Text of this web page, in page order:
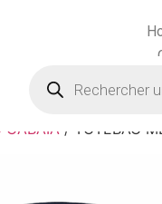
CABAIA / TOTEBAG